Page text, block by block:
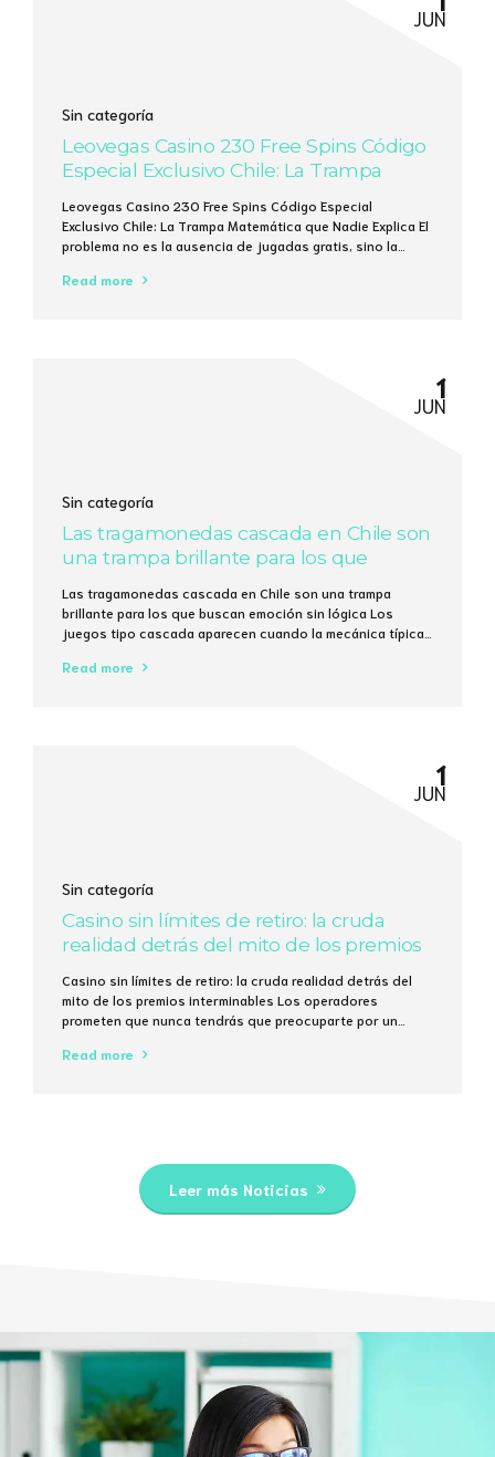
Sin categoría
JUN
Leovegas Casino 230 Free Spins Código
Especial Exclusivo Chile: La Trampa
Leovegas Casino 230 Free Spins Código Especial
Exclusivo Chile: La Trampa Matemática que Nadie Explica El
problema no es la ausencia de jugadas gratis, sino la
minutos. Un cálculo rápido: 230 giros a 0,10 € cada uno
Read more
Sin categoría
1
JUN
Las tragamonedas cascada en Chile son
una trampa brillante para los que
Las tragamonedas cascada en Chile son una trampa
brillante para los que buscan emoción sin lógica Los
juegos tipo cascada aparecen cuando la mecánica típica
37 % de los usuarios de Bet365 en Santiago probaron al
Read more
Sin categoría
1
JUN
Casino sin límites de retiro: la cruda
realidad detrás del mito de los premios
Casino sin límites de retiro: la cruda realidad detrás del
mito de los premios interminables Los operadores
prometen que nunca tendrás que preocuparte por un
comisión en cada transacción muestra que el “sin límites”
Read more
Leer más Noticias